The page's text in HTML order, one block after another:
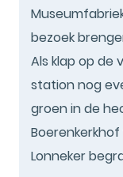
bezoek
Als klap op de
station nog
groen in de
Lonneker